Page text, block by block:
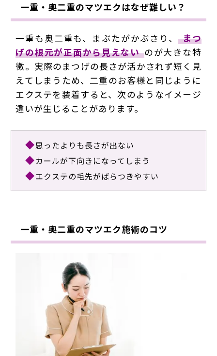
一重・奥二重のマツエクはなぜ難しい？
一重も奥二重も、まぶたがかぶさり、
まつ
げの根元が正面から見えない のが大きな特
徴。実際のまつげの長さが活かされず短く見
えてしまうため、二重のお客様と同じように
エクステを装着すると、次のようなイメージ
違いが生じることがあります。
思ったよりも長さが出ない
カールが下向きになってしまう
エクステの毛先がばらつきやすい
一重・奥二重のマツエク施術のコツ